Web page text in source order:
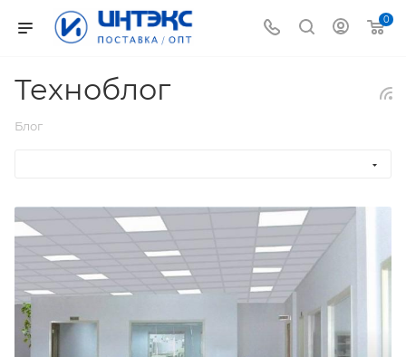
0
Техноблог
Блог